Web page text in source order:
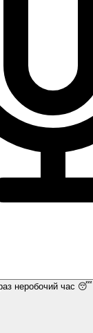
неробочий час 😴